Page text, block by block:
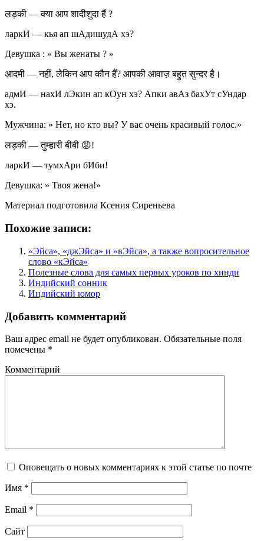
लड़की — क्या आप शादीशुदा हैं ?
ларкИ — кья ап шАдишудА хэ?
Девушка : » Вы женаты ? »
आदमी — नहीं, लेकिन आप कौन हैं? आपकी आवाज़ बहुत सुन्दर है।
адмИ — нахИ лЭкин ап кОун хэ? Апки авАз бахУт сУндар
хэ.
Мужчина: » Нет, но кто вы? У вас очень красивый голос.»
लड़की — तुम्हारी बीबी 😡!
ларкИ — тумхАри бИби!
Девушка: » Твоя жена!»
Материал подготовила Ксения Сиреньева
Похожие записи:
«Эйса», «джЭйса» и «вЭйса», а также вопросительное
слово «кЭйса»
Полезные слова для самых первых уроков по хинди
Индийский сонник
Индийский юмор
Добавить комментарий
Ваш адрес email не будет опубликован. Обязательные поля
помечены *
Комментарий
Оповещать о новых комментариях к этой статье по почте
Имя *
Email *
Сайт